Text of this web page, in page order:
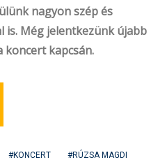
nagyon szép és
is. Még jelentkezünk újabb
kapcsán.
KONCERT
RÚZSA MAGDI